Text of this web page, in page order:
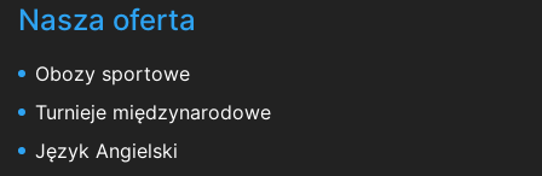
Nasza oferta
Obozy sportowe
Turnieje międzynarodowe
Język Angielski